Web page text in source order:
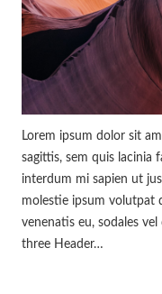
Lorem ipsum dolor sit
sagittis, sem quis lacinia
interdum mi sapien ut
molestie ipsum volutpat
venenatis eu, sodales
three Header…